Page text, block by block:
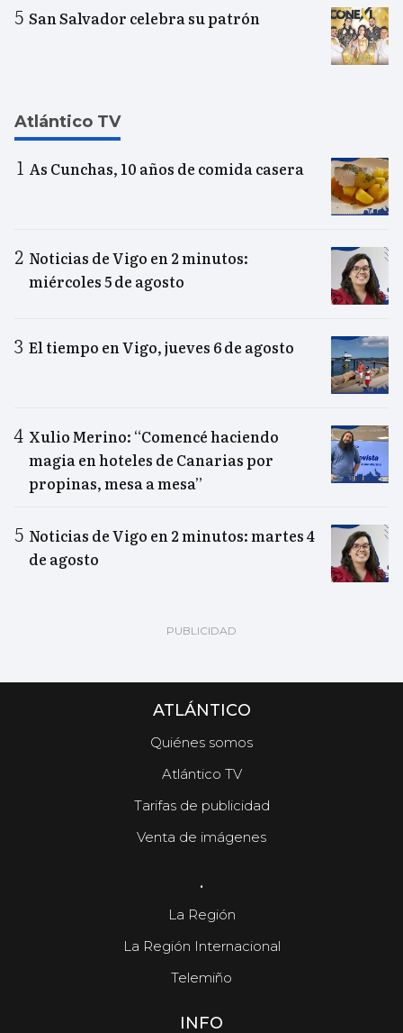
San Salvador celebra su patrón
Atlántico TV
As Cunchas, 10 años de comida casera
Noticias de Vigo en 2 minutos:
miércoles 5 de agosto
El tiempo en Vigo, jueves 6 de agosto
Xulio Merino: “Comencé haciendo
magia en hoteles de Canarias por
propinas, mesa a mesa”
Noticias de Vigo en 2 minutos: martes 4
de agosto
ATLÁNTICO
Quiénes somos
Atlántico TV
Tarifas de publicidad
Venta de imágenes
.
La Región
La Región Internacional
Telemiño
INFO